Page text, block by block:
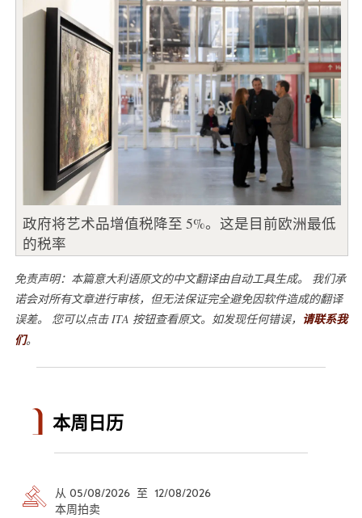
政府将艺术品增值税降至 5%。这是目前欧洲最低
的税率
免责声明：本篇意大利语原文的中文翻译由自动工具生成。 我们承
诺会对所有文章进行审核，但无法保证完全避免因软件造成的翻译
误差。 您可以点击 ITA 按钮查看原文。如发现任何错误， 请联系我
们。
本周日历
从 05/08/2026 至 12/08/2026
本周拍卖